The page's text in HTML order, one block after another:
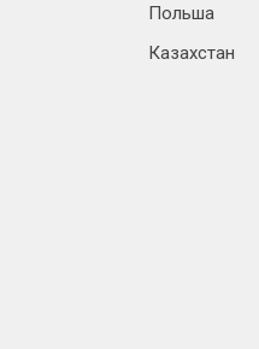
Польша
Казахстан